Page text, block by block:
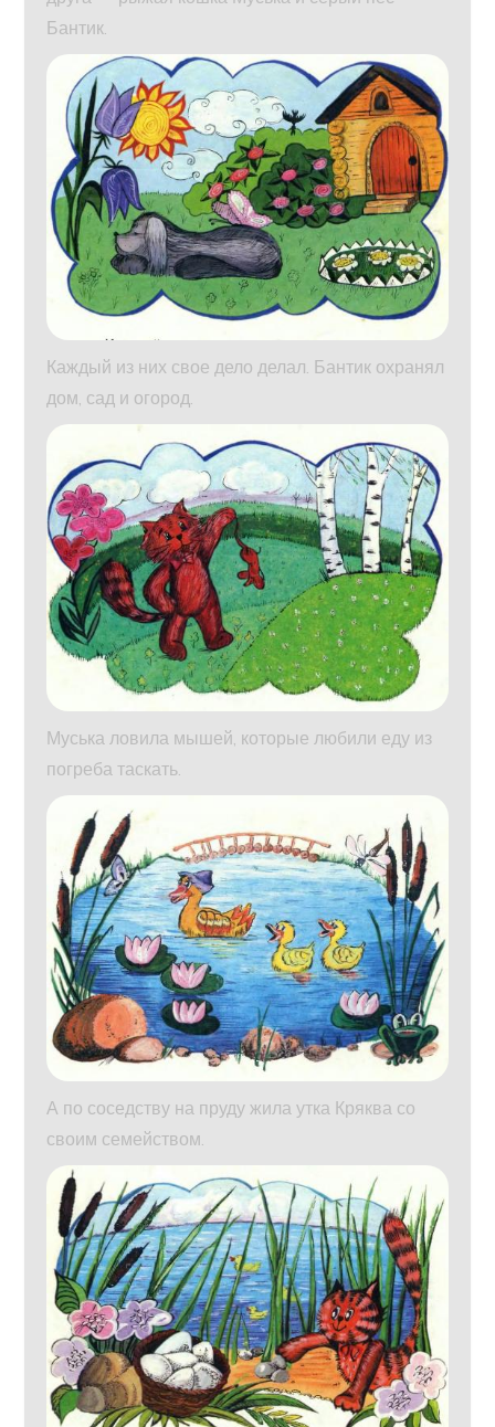
Бантик.
Каждый из них свое дело делал. Бантик охранял
дом, сад и огород.
Муська ловила мышей, которые любили еду из
погреба таскать.
А по соседству на пруду жила утка Кряква со
своим семейством.